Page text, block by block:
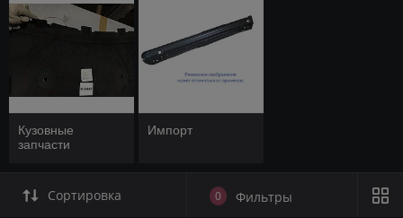
Кузовные
запчасти
Импорт
Сортировка 0 Фильтры